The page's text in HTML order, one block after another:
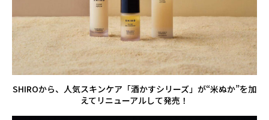
SHIROから、人気スキンケア「酒かすシリーズ」が“米ぬか”を加
えてリニューアルして発売！